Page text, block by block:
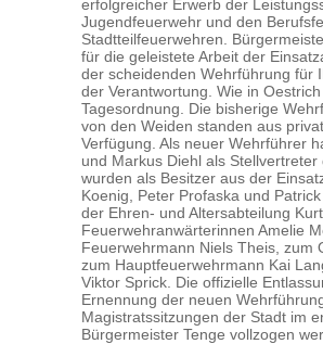
erfolgreicher Erwerb der
Jugendfeuerwehr und den
Stadtteilfeuerwehren.
für die geleistete Arbeit der
der scheidenden Wehrführung für
der Verantwortung. Wie in
Tagesordnung. Die bisherige
von den Weiden standen aus
Verfügung. Als neuer Wehrführer
und Markus Diehl als
wurden als Besitzer aus der
Koenig, Peter Profaska und
der Ehren- und Altersabteilung
Feuerwehranwärterinnen Amelie
Feuerwehrmann Niels Theis, zum
zum Hauptfeuerwehrmann Kai
Viktor Sprick. Die offizielle
Ernennung der neuen
Magistratssitzungen der Stadt im
Bürgermeister Tenge vollzogen